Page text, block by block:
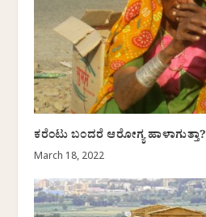
ಕರೆಂಟು ಬಂದರೆ ಆರೋಗ್ಯ ಹಾಳಾಗುತ್ತಾ?
March 18, 2022